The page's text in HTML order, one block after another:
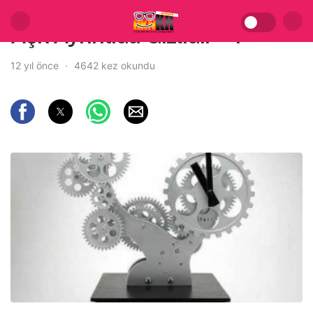
Aşk Ayrıntıda Gizlidir – 4
12 yıl önce 4642 kez okundu